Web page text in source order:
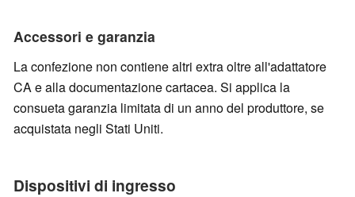
Accessori e garanzia
La confezione non contiene altri extra oltre all'adattatore
CA e alla documentazione cartacea. Si applica la
consueta garanzia limitata di un anno del produttore, se
acquistata negli Stati Uniti.
Dispositivi di ingresso